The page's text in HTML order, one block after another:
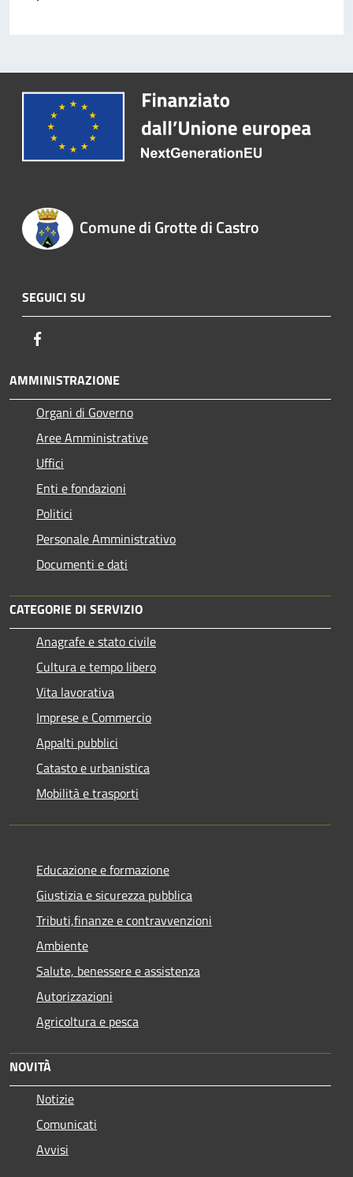
Comune di Grotte di Castro
SEGUICI SU
AMMINISTRAZIONE
Organi di Governo
Aree Amministrative
Uffici
Enti e fondazioni
Politici
Personale Amministrativo
Documenti e dati
CATEGORIE DI SERVIZIO
Anagrafe e stato civile
Cultura e tempo libero
Vita lavorativa
Imprese e Commercio
Appalti pubblici
Catasto e urbanistica
Mobilità e trasporti
Educazione e formazione
Giustizia e sicurezza pubblica
Tributi,finanze e contravvenzioni
Ambiente
Salute, benessere e assistenza
Autorizzazioni
Agricoltura e pesca
NOVITÀ
Notizie
Comunicati
Avvisi